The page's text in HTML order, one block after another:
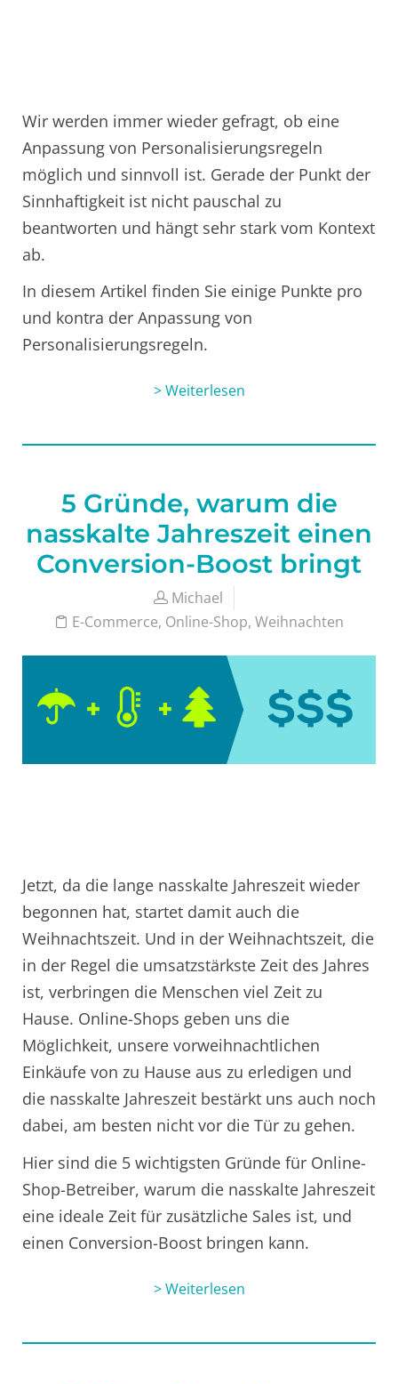
Wir werden immer wieder gefragt, ob eine
Anpassung von Personalisierungsregeln
möglich und sinnvoll ist. Gerade der Punkt der
Sinnhaftigkeit ist nicht pauschal zu
beantworten und hängt sehr stark vom Kontext
ab.
In diesem Artikel finden Sie einige Punkte pro
und kontra der Anpassung von
Personalisierungsregeln.
> Weiterlesen
5 Gründe, warum die
nasskalte Jahreszeit einen
Conversion-Boost bringt
Michael
E-Commerce, Online-Shop, Weihnachten
Jetzt, da die lange nasskalte Jahreszeit wieder
begonnen hat, startet damit auch die
Weihnachtszeit. Und in der Weihnachtszeit, die
in der Regel die umsatzstärkste Zeit des Jahres
ist, verbringen die Menschen viel Zeit zu
Hause. Online-Shops geben uns die
Möglichkeit, unsere vorweihnachtlichen
Einkäufe von zu Hause aus zu erledigen und
die nasskalte Jahreszeit bestärkt uns auch noch
dabei, am besten nicht vor die Tür zu gehen.
Hier sind die 5 wichtigsten Gründe für Online-
Shop-Betreiber, warum die nasskalte Jahreszeit
eine ideale Zeit für zusätzliche Sales ist, und
einen Conversion-Boost bringen kann.
> Weiterlesen